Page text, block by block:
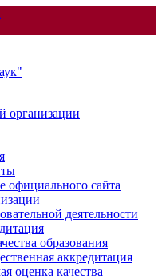
организации
официального сайта
деятельности
образования
аккредитация
оценка качества